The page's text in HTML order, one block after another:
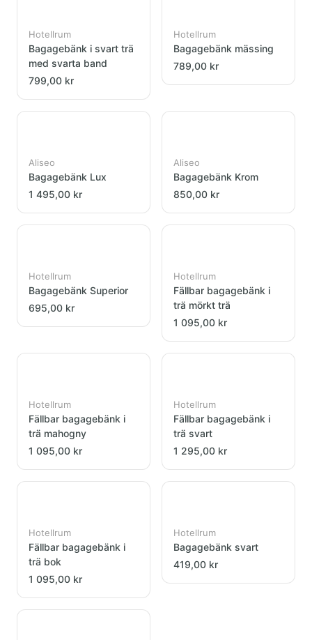
Hotellrum
Bagagebänk i svart trä
med svarta band
799,00 kr
Hotellrum
Bagagebänk mässing
789,00 kr
Aliseo
Bagagebänk Lux
1 495,00 kr
Aliseo
Bagagebänk Krom
850,00 kr
Hotellrum
Bagagebänk Superior
695,00 kr
Hotellrum
Fällbar bagagebänk i
trä mörkt trä
1 095,00 kr
Hotellrum
Fällbar bagagebänk i
trä mahogny
1 095,00 kr
Hotellrum
Fällbar bagagebänk i
trä svart
1 295,00 kr
Hotellrum
Fällbar bagagebänk i
trä bok
1 095,00 kr
Hotellrum
Bagagebänk svart
419,00 kr